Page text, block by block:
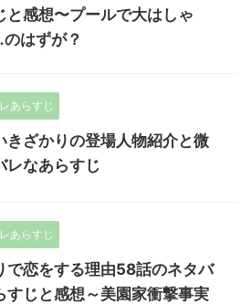
と感想〜プールで大はしゃ
はずが？
あらすじ
きざかりの登場人物紹介と微
レなあらすじ
あらすじ
で恋をする理由58話のネタバ
すじと感想～美園家衝撃事実